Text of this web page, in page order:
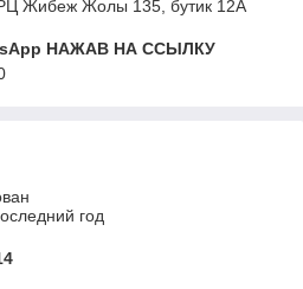
Жибеж Жолы 135, бутик 12А
НАЖАВ НА ССЫЛКУ
год